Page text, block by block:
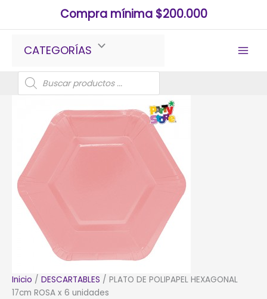
contenido
Compra mínima $200.000
CATEGORÍAS
Búsqueda
de
productos
Inicio / DESCARTABLES / PLATO DE POLIPAPEL HEXAGONAL
17cm ROSA x 6 unidades